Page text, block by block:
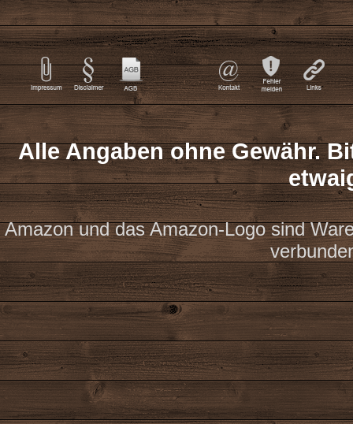
Alle Angaben ohne Gewähr.
Amazon und das Amazon-Logo sind